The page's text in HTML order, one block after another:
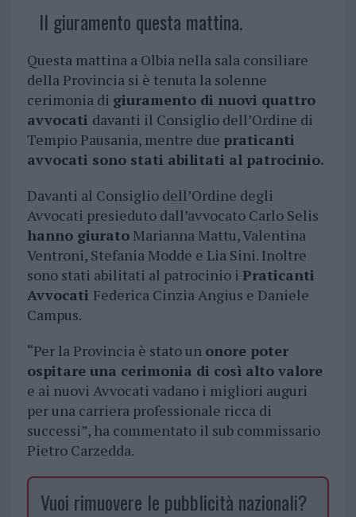
Il giuramento questa mattina.
Questa mattina a Olbia nella sala consiliare
della Provincia si è tenuta la solenne
cerimonia di giuramento di nuovi quattro
avvocati davanti il Consiglio dell’Ordine di
Tempio Pausania, mentre due praticanti
avvocati sono stati abilitati al patrocinio.
Davanti al Consiglio dell’Ordine degli
Avvocati presieduto dall’avvocato Carlo Selis
hanno giuratoMarianna Mattu, Valentina
Ventroni, Stefania Modde e Lia Sini. Inoltre
sono stati abilitati al patrocinio i Praticanti
Avvocati Federica Cinzia Angius e Daniele
Campus.
“Per la Provincia è stato un onore poter
ospitare una cerimonia di così alto valore
e ai nuovi Avvocati vadano i migliori auguri
per una carriera professionale ricca di
successi”, ha commentato il sub commissario
Pietro Carzedda.
Vuoi rimuovere le pubblicità nazionali?